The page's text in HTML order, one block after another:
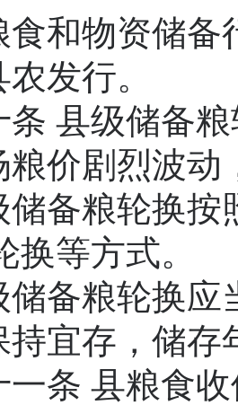
物资储备
发行。
县级储备粮
粮价剧烈波动
粮轮换按
换等方式。
粮轮换应
持宜存，储
县粮食收